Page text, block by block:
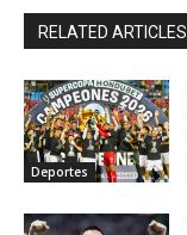
RELATED ARTICLES
Deportes